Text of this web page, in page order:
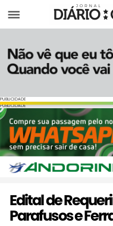
Menu
PUBLICIDADE
PUBLICIDADE
Edital de
Parafusos e